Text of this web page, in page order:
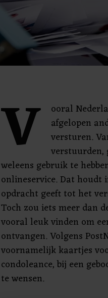
V
ooral
afgelopen
versturen.
verstuurden,
weleens gebruik te
onlineservice. Dat houdt
opdracht geeft tot het
Toch zou iets meer dan
vooral leuk vinden om
ontvangen. Volgens
voornamelijk kaartjes
condoleance, bij een
te wensen.